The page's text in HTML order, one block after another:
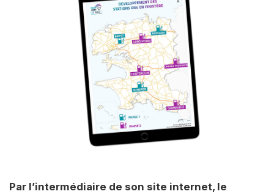
Par l’intermédiaire de son site internet, le